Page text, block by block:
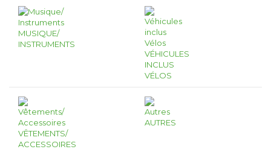
MUSIQUE/
INSTRUMENTS
VÉHICULES
INCLUS
VÉLOS
VÊTEMENTS/
ACCESSOIRES
AUTRES